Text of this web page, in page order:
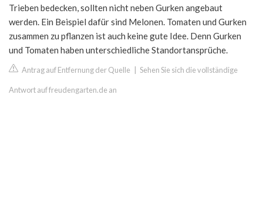
Trieben bedecken, sollten nicht neben Gurken angebaut
werden. Ein Beispiel dafür sind Melonen. Tomaten und Gurken
zusammen zu pflanzen ist auch keine gute Idee. Denn Gurken
und Tomaten haben unterschiedliche Standortansprüche.
Antrag auf Entfernung der Quelle Sehen Sie sich die vollständige
Antwort auf freudengarten.de an